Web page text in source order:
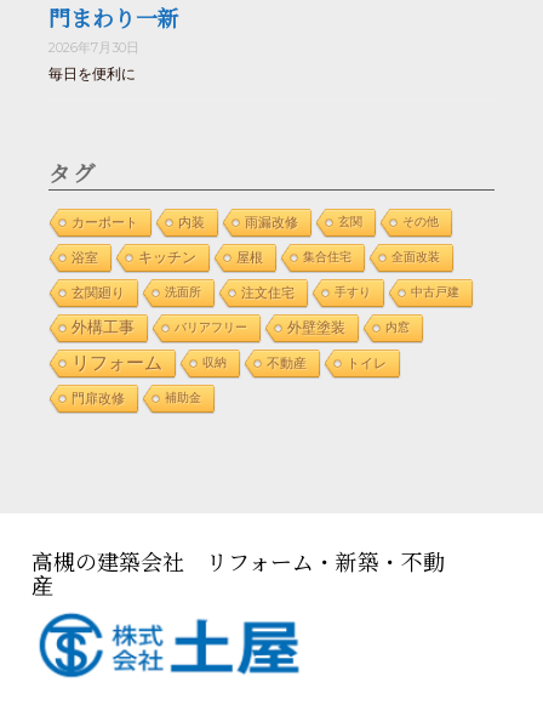
門まわり一新
2026年7月30日
毎日を便利に
タグ
カーポート 内装 雨漏改修 玄関 その他
浴室 キッチン 屋根 集合住宅 全面改装
玄関廻り 洗面所 注文住宅 手すり 中古戸建
外構工事 バリアフリー 外壁塗装 内窓
リフォーム 収納 不動産 トイレ
門扉改修 補助金
高槻の建築会社 リフォーム・新築・不動
産